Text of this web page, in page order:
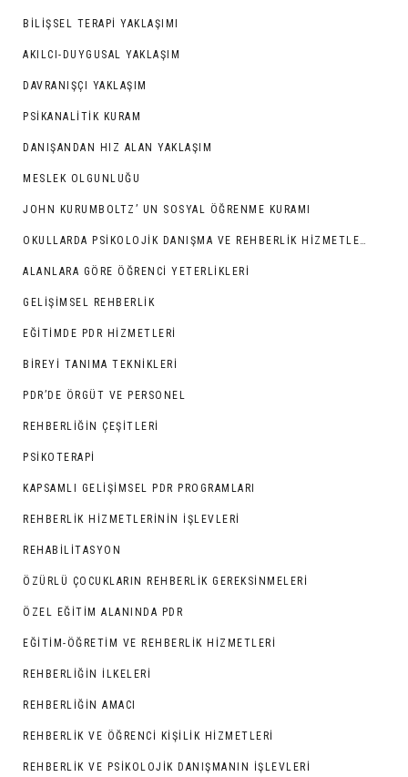
BILIŞSEL TERAPI YAKLAŞIMI
AKILCI-DUYGUSAL YAKLAŞIM
DAVRANIŞÇI YAKLAŞIM
PSIKANALITIK KURAM
DANIŞANDAN HIZ ALAN YAKLAŞIM
MESLEK OLGUNLUĞU
JOHN KURUMBOLTZ’ UN SOSYAL ÖĞRENME KURAMI
OKULLARDA PSIKOLOJIK DANIŞMA VE REHBERLIK HIZMETLERI
ALANLARA GÖRE ÖĞRENCI YETERLIKLERI
GELIŞIMSEL REHBERLIK
EĞITIMDE PDR HIZMETLERI
BIREYI TANIMA TEKNIKLERI
PDR’DE ÖRGÜT VE PERSONEL
REHBERLIĞIN ÇEŞITLERI
PSIKOTERAPI
KAPSAMLI GELIŞIMSEL PDR PROGRAMLARI
REHBERLIK HIZMETLERININ İŞLEVLERI
REHABILITASYON
ÖZÜRLÜ ÇOCUKLARIN REHBERLIK GEREKSINMELERI
ÖZEL EĞITIM ALANINDA PDR
EĞITIM-ÖĞRETIM VE REHBERLIK HIZMETLERI
REHBERLIĞIN İLKELERI
REHBERLIĞIN AMACI
REHBERLİK VE ÖĞRENCİ KİŞİLİK HİZMETLERİ
REHBERLIK VE PSIKOLOJIK DANIŞMANIN İŞLEVLERI